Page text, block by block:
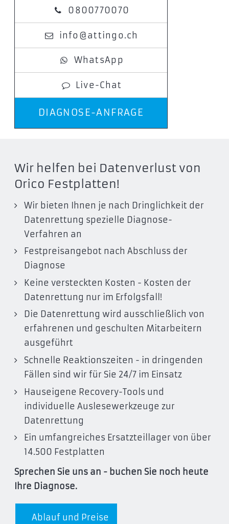
0800770070
info@attingo.ch
WhatsApp
Live-Chat
DIAGNOSE-ANFRAGE
Wir helfen bei Datenverlust von
Orico Festplatten!
Wir bieten Ihnen je nach Dringlichkeit der
Datenrettung spezielle Diagnose-
Verfahren an
Festpreisangebot nach Abschluss der
Diagnose
Keine versteckten Kosten - Kosten der
Datenrettung nur im Erfolgsfall!
Die Datenrettung wird ausschließlich von
erfahrenen und geschulten Mitarbeitern
ausgeführt
Schnelle Reaktionszeiten - in dringenden
Fällen sind wir für Sie 24/7 im Einsatz
Hauseigene Recovery-Tools und
individuelle Auslesewerkzeuge zur
Datenrettung
Ein umfangreiches Ersatzteillager von über
14.500 Festplatten
Sprechen Sie uns an - buchen Sie noch heute
Ihre Diagnose.
Ablauf und Preise